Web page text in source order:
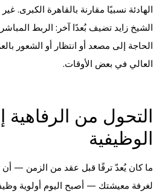
الهادئة نسبيًا مقارنة بالقاهرة
الشيخ زايد تضيف بُعدًا آخر: الربط
الحاجة إلى مصعد أو انتظار أو الشعور
العالي في بعض الأوقات.
التحول من الرفاهية
الوظيفية
ما كان يُعدّ ترفًا قبل عقد من الزمن —
لغرفة معيشتك — أصبح اليوم أولوية